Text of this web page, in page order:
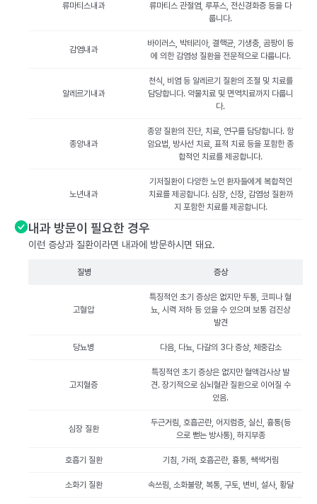
류마티스내과
류마티스 관절염, 루푸스, 전신경화증 등을 다
룹니다.
감염내과
바이러스, 박테리아, 결핵균, 기생충, 곰팡이 등
에 의한 감염성 질환을 전문적으로 다룹니다.
알레르기내과
천식, 비염 등 알레르기 질환의 조절 및 치료를
담당합니다. 약물치료 및 면역치료까지 다룹니
다.
종양내과
종양 질환의 진단, 치료, 연구를 담당합니다. 항
암요법, 방사선 치료, 표적 치료 등을 포함한 종
합적인 치료를 제공합니다.
노년내과
기저질환이 다양한 노인 환자들에게 복합적인
치료를 제공합니다. 심장, 신장, 감염성 질환까
지 포함한 치료를 제공합니다.
내과 방문이 필요한 경우
이런 증상과 질환이라면 내과에 방문하시면 돼요.
질병 증상
고혈압
특징적인 초기 증상은 없지만 두통, 코피나 혈
뇨, 시력 저하 등 있을 수 있으며 보통 검진상
발견
당뇨병 다음, 다뇨, 다갈의 3다 증상, 체중감소
고지혈증
특징적인 초기 증상은 없지만 혈액검사상 발
견. 장기적으로 심뇌혈관 질환으로 이어질 수
있음.
심장 질환
두근거림, 호흡곤란, 어지럼증, 실신, 흉통(등
으로 뻗는 방사통), 하지부종
호흡기 질환 기침, 가래, 호흡곤란, 흉통, 쌕색거림
소화기 질환 속쓰림, 소화불량, 복통, 구토, 변비, 설사, 황달